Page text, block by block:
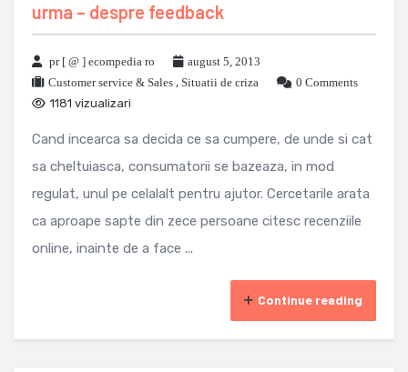
urma – despre feedback
pr [ @ ] ecompedia ro
august 5, 2013
Customer service & Sales , Situatii de criza
0 Comments
1181 vizualizari
Cand incearca sa decida ce sa cumpere, de unde si cat
sa cheltuiasca, consumatorii se bazeaza, in mod
regulat, unul pe celalalt pentru ajutor. Cercetarile arata
ca aproape sapte din zece persoane citesc recenziile
online, inainte de a face ...
Continue reading